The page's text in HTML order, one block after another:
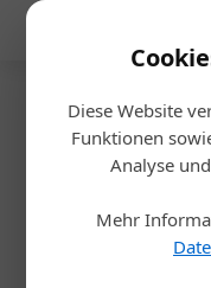
Diese Website
Funktionen
Analyse
Mehr